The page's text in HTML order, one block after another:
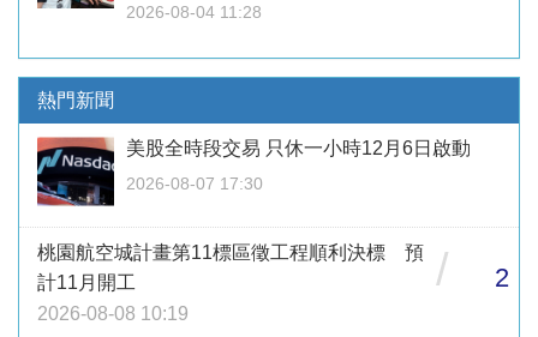
2026-08-04 11:28
熱門新聞
美股全時段交易 只休一小時12月6日啟動
2026-08-07 17:30
桃園航空城計畫第11標區徵工程順利決標 預
計11月開工
2026-08-08 10:19
/ 2